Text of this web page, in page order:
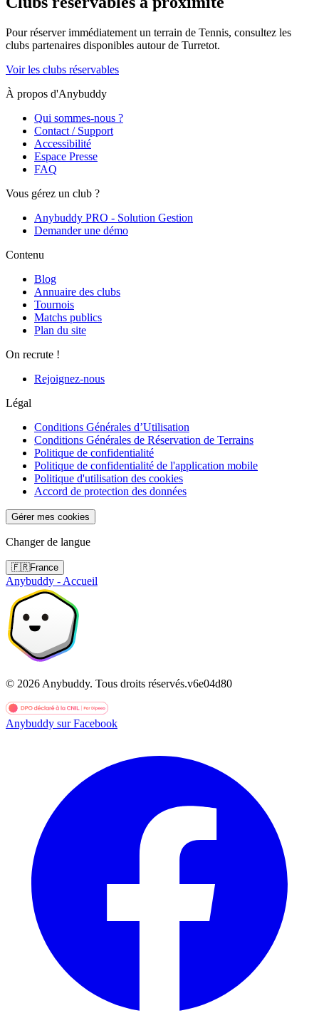
Pour réserver immédiatement un terrain de Tennis, consultez les
clubs partenaires disponibles autour de Turretot.
Voir les clubs réservables
À propos d'Anybuddy
Qui sommes-nous ?
Contact / Support
Accessibilité
Espace Presse
FAQ
Vous gérez un club ?
Anybuddy PRO - Solution Gestion
Demander une démo
Contenu
Blog
Annuaire des clubs
Tournois
Matchs publics
Plan du site
On recrute !
Rejoignez-nous
Légal
Conditions Générales d’Utilisation
Conditions Générales de Réservation de Terrains
Politique de confidentialité
Politique de confidentialité de l'application mobile
Politique d'utilisation des cookies
Accord de protection des données
Gérer mes cookies
Changer de langue
🇫🇷France
Anybuddy - Accueil
© 2026 Anybuddy. Tous droits réservés.v6e04d80
Anybuddy sur Facebook